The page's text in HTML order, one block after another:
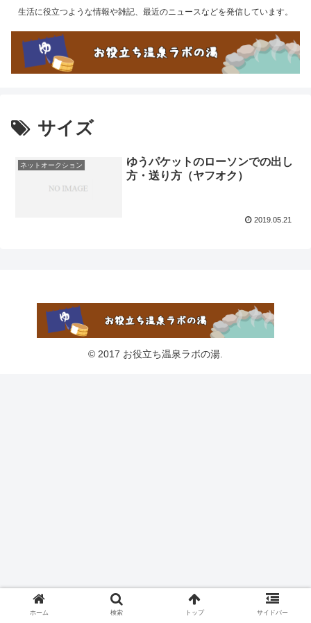
生活に役立つような情報や雑記、最近のニュースなどを発信しています。
サイズ
ネットオークション
ゆうパケットのローソンでの出し
方・送り方（ヤフオク）
2019.05.21
© 2017 お役立ち温泉ラボの湯.
ホーム 検索 トップ サイドバー